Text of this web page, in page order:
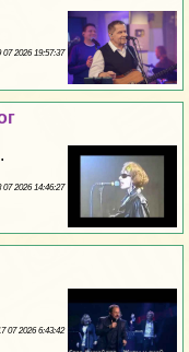
07 2026 19:57:37
07 2026 14:46:27
07 2026 6:43:42